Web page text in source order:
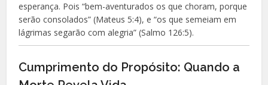
esperança. Pois “bem-aventurados os que choram, porque
serão consolados” (Mateus 5:4), e “os que semeiam em
lágrimas segarão com alegria” (Salmo 126:5).
Cumprimento do Propósito: Quando a